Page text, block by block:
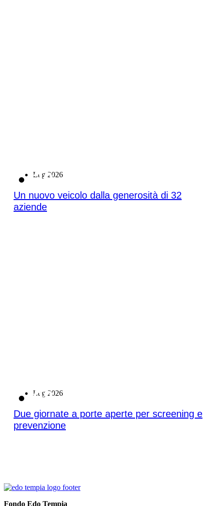
Lug 2026
20
Un nuovo veicolo dalla generosità di 32
aziende
Lug 2026
08
Due giornate a porte aperte per screening e
prevenzione
Fondo Edo Tempia